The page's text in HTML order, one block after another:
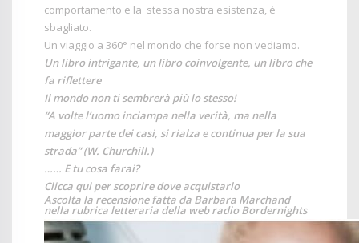
comportamento e la stessa nostra esistenza, è
sbagliato.
Un viaggio a 360° nel mondo che forse non vediamo.
Un libro intrigante, un libro coinvolgente, un libro che
fa riflettere
Il mondo non ti sembrerà più lo stesso!
“A volte l’uomo inciampa nella verità, ma nella
maggior parte dei casi, si rialza e continua per la sua
strada” (W. Churchill.)
…… E tu cosa farai?
Clicca qui per scoprire dove acquistarlo
Ascolta la recensione fatta da Barbara Marchand
nella rubrica letteraria della web radio Bordernights